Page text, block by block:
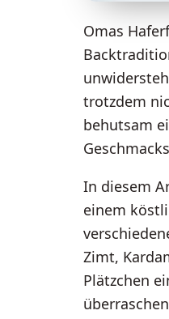
Omas
trotzdem
behutsam
In diesem
einem
Zimt,
Plätzchen